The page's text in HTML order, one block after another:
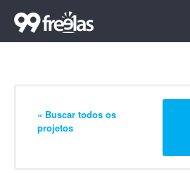
« Buscar todos os
projetos